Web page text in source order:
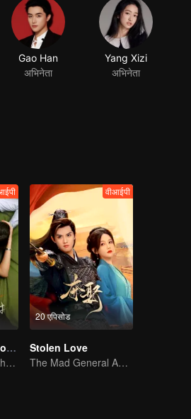
Gao Han
अभिनेता
Yang Xizi
अभिनेता
Love in the Edge of Divorce
Fall in love during the divorce
20 एपिसोड
वीआईपी
Stolen Love
The Mad General Abducted a Bride for Love